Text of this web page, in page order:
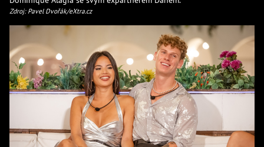
Zdroj: Pavel Dvořák/eXtra.cz